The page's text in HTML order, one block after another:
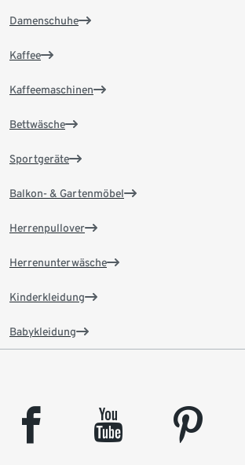
Damenschuhe
Kaffee
Kaffeemaschinen
Bettwäsche
Sportgeräte
Balkon- & Gartenmöbel
Herrenpullover
Herrenunterwäsche
Kinderkleidung
Babykleidung
facebook youtube pinterest